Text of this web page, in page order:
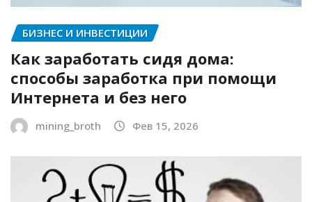
БИЗНЕС И ИНВЕСТИЦИИ
Как заработать сидя дома:
способы заработка при помощи
Интернета и без него
mining_broth Фев 15, 2026